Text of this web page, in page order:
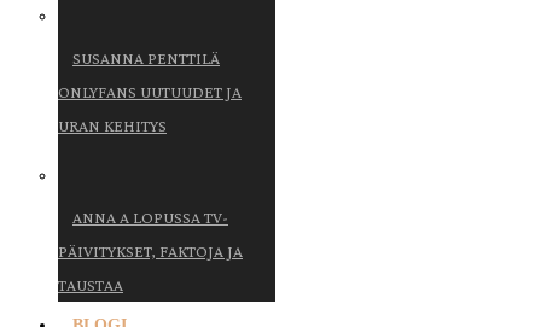
SUSANNA PENTTILÄ
ONLYFANS UUTUUDET JA
URAN KEHITYS
ANNA A LOPUSSA TV-
PÄIVITYKSET, FAKTOJA JA
TAUSTAA